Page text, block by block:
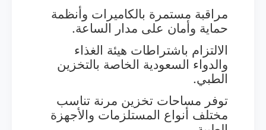
مراقبة مستمرة بالكاميرات وأنظمة
حماية وأمان على مدار الساعة.
الالتزام باشتراطات هيئة الغذاء
والدواء السعودية الخاصة بالتخزين
الطبي.
توفر مساحات تخزين مرنة تناسب
مختلف أنواع المستلزمات والأجهزة